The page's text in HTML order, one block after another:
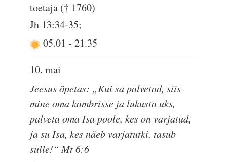
toetaja († 1760)
Jh 13:34-35;
05.01-21.35
10. mai
Jeesus õpetas: „Kui sa palvetad, siis
mine oma kambrisse ja lukusta uks,
palveta oma Isa poole, kes on varjatud,
ja su Isa, kes näeb varjatutki, tasub
sulle!“ Mt 6:6